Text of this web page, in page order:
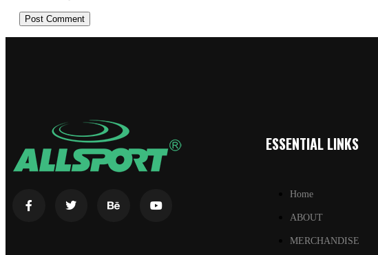
ESSENTIAL LINKS
Home
ABOUT
MERCHANDISE